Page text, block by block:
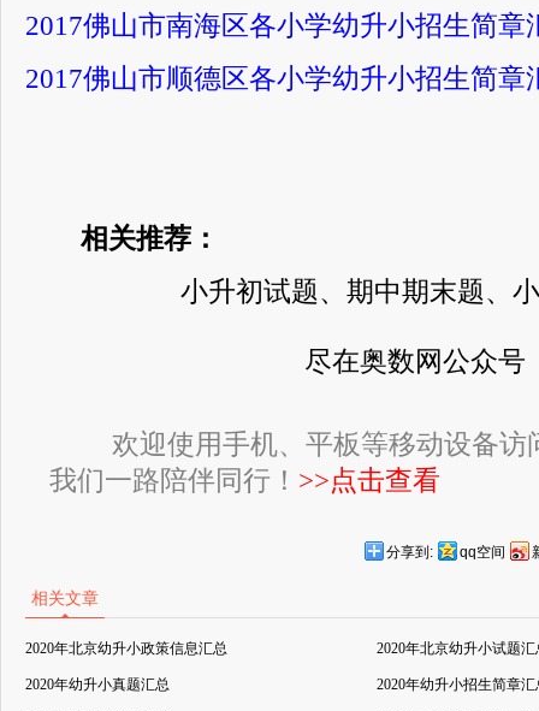
2017佛山市南海区各小学幼升小招生简章
2017佛山市顺德区各小学幼升小招生简章
相关推荐：
小升初试题、期中期末题、
尽在奥数网公众号
欢迎使用手机、平板等移动设备访
我们一路陪伴同行！ >>点击查看
分享到: qq空间
相关文章
2020年北京幼升小政策信息汇总 2020年北京幼升小试题汇
2020年幼升小真题汇总 2020年幼升小招生简章汇